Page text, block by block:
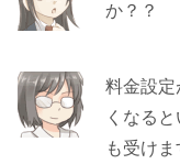
か？？
料金設定
くなる
も受けま